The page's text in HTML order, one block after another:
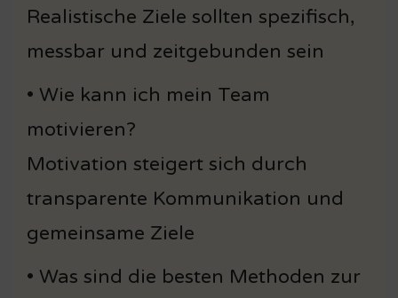
Realistische Ziele sollten spezifisch,
messbar und zeitgebunden sein
• Wie kann ich mein Team
motivieren?
Motivation steigert sich durch
transparente Kommunikation und
gemeinsame Ziele
• Was sind die besten Methoden zur